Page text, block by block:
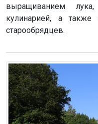
выращиванием
кулинарией, а также
старообрядцев.